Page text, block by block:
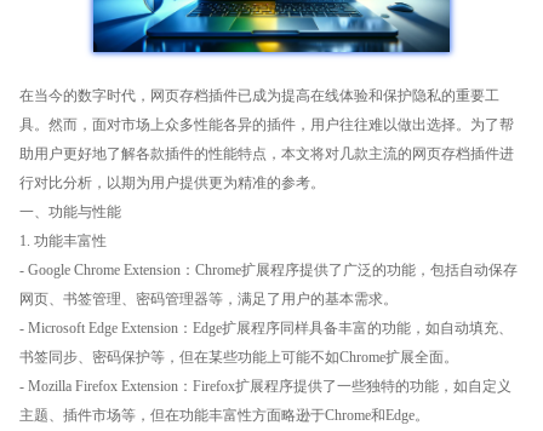
在当今的数字时代，网页存档插件已成为提高在线体验和保护隐私的重要工
具。然而，面对市场上众多性能各异的插件，用户往往难以做出选择。为了帮
助用户更好地了解各款插件的性能特点，本文将对几款主流的网页存档插件进
行对比分析，以期为用户提供更为精准的参考。
一、功能与性能
1. 功能丰富性
- Google Chrome Extension：Chrome扩展程序提供了广泛的功能，包括自动保存
网页、书签管理、密码管理器等，满足了用户的基本需求。
- Microsoft Edge Extension：Edge扩展程序同样具备丰富的功能，如自动填充、
书签同步、密码保护等，但在某些功能上可能不如Chrome扩展全面。
- Mozilla Firefox Extension：Firefox扩展程序提供了一些独特的功能，如自定义
主题、插件市场等，但在功能丰富性方面略逊于Chrome和Edge。